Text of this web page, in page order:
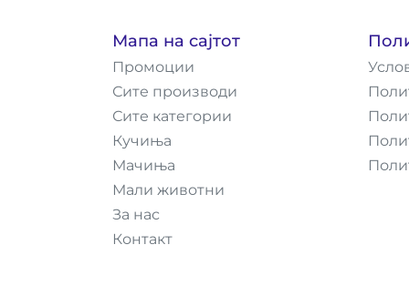
Мапа на сајтот
Промоции
Сите производи
Сите категории
Кучиња
Мачиња
Мали животни
За нас
Контакт